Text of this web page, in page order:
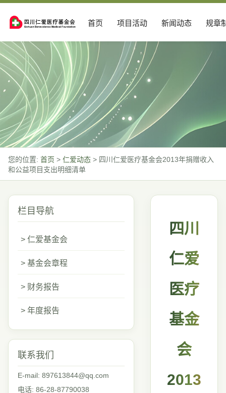
首页 项目活动 新闻动态 规章
您的位置: 首页 > 仁爱动态 > 四川仁爱医疗基金会2013年捐赠收入
和公益项目支出明细清单
栏目导航
> 仁爱基金会
> 基金会章程
> 财务报告
> 年度报告
联系我们
E-mail: 897613844@qq.com
电话: 86-28-87790038
四川
仁爱
医疗
基金
会
2013